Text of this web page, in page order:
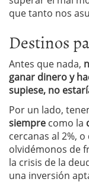
que tanto nos
Destinos
Antes que nada,
ganar dinero y
supiese, no
Por un lado,
siempre como la
cercanas al 2%,
olvidémonos de
la crisis de la
una inversión